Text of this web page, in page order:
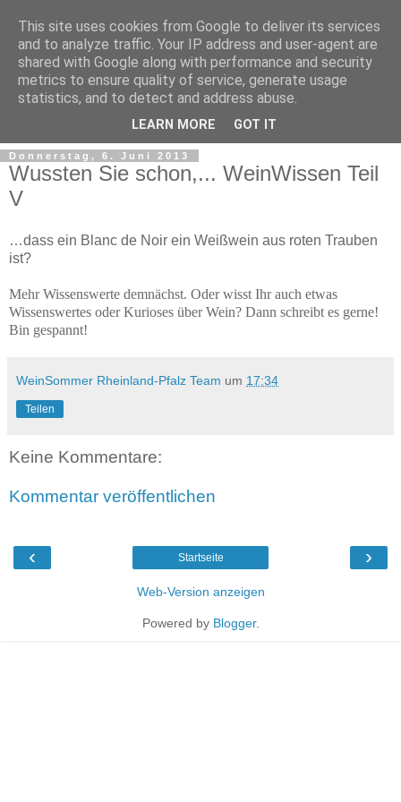
Donnerstag, 6. Juni 2013
Wussten Sie schon,... WeinWissen Teil
V
…dass ein Blanc de Noir ein Weißwein aus roten Trauben
ist?
Mehr Wissenswerte demnächst. Oder wisst Ihr auch etwas
Wissenswertes oder Kurioses über Wein? Dann schreibt es gerne!
Bin gespannt!
WeinSommer Rheinland-Pfalz Team um 17:34
Teilen
Keine Kommentare:
Kommentar veröffentlichen
‹ ›
Startseite
Web-Version anzeigen
Powered by Blogger.
This site uses cookies from Google to deliver its services
and to analyze traffic. Your IP address and user-agent are
shared with Google along with performance and security
metrics to ensure quality of service, generate usage
statistics, and to detect and address abuse.
LEARN MORE GOT IT